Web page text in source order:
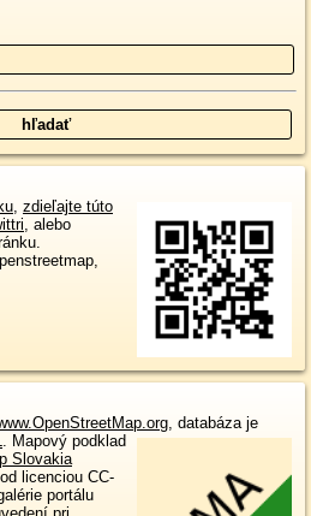
, zdieľajte túto
, alebo
, databáza je
. Mapový podklad
Slovakia
licenciou CC-
portálu